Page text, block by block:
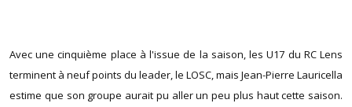
Avec une cinquième place à l'issue de la saison, les U17 du RC Lens
terminent à neuf points du leader, le LOSC, mais Jean-Pierre Lauricella
estime que son groupe aurait pu aller un peu plus haut cette saison.